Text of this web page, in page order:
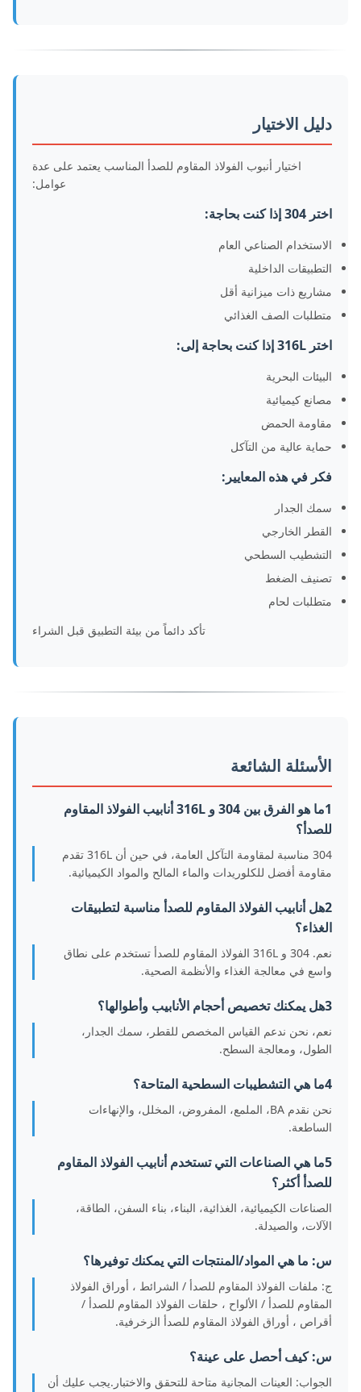
دليل الاختيار
اختيار أنبوب الفولاذ المقاوم للصدأ المناسب يعتمد على عدة
عوامل:
الاستخدام الصناعي العام
التطبيقات الداخلية
مشاريع ذات ميزانية أقل
متطلبات الصف الغذائي
البيئات البحرية
مصانع كيميائية
مقاومة الحمض
حماية عالية من التآكل
فكر في هذه المعايير:
سمك الجدار
القطر الخارجي
التشطيب السطحي
تصنيف الضغط
متطلبات لحام
تأكد دائماً من بيئة التطبيق قبل الشراء
الأسئلة الشائعة
1ما هو الفرق بين 304 و 316L أنابيب الفولاذ المقاوم
للصدأ؟
304 مناسبة لمقاومة التآكل العامة، في حين أن 316L تقدم
مقاومة أفضل للكلوريدات والماء المالح والمواد الكيميائية.
2هل أنابيب الفولاذ المقاوم للصدأ مناسبة لتطبيقات
الغذاء؟
نعم. 304 و 316L الفولاذ المقاوم للصدأ تستخدم على نطاق
واسع في معالجة الغذاء والأنظمة الصحية.
نعم، نحن ندعم القياس المخصص للقطر، سمك الجدار،
الطول، ومعالجة السطح.
نحن نقدم BA، الملمع، المفروض، المخلل، والإنهاءات
الساطعة.
5ما هي الصناعات التي تستخدم أنابيب الفولاذ المقاوم
للصدأ أكثر؟
الصناعات الكيميائية، الغذائية، البناء، بناء السفن، الطاقة،
الآلات، والصيدلة.
س: ما هي المواد/المنتجات التي يمكنك توفيرها؟
ج: ملفات الفولاذ المقاوم للصدأ / الشرائط ، أوراق الفولاذ
المقاوم للصدأ / الألواح ، حلقات الفولاذ المقاوم للصدأ /
أقراص ، أوراق الفولاذ المقاوم للصدأ الزخرفية.
س: كيف أحصل على عينة؟
الجواب: العينات المجانية متاحة للتحقق والاختبار.يجب عليك أن